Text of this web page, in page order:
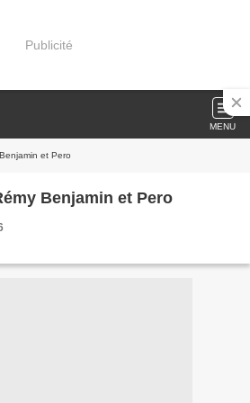
Publicité
MENU
et Pero
Benjamin et Pero